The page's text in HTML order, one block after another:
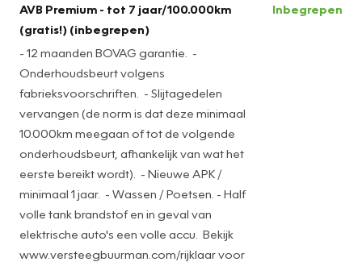
AVB Premium - tot 7 jaar/100.000km
(gratis!) (inbegrepen)
- 12 maanden BOVAG garantie. -
Onderhoudsbeurt volgens
fabrieksvoorschriften. - Slijtagedelen
vervangen (de norm is dat deze minimaal
10.000km meegaan of tot de volgende
onderhoudsbeurt, afhankelijk van wat het
eerste bereikt wordt). - Nieuwe APK /
minimaal 1 jaar. - Wassen / Poetsen. - Half
volle tank brandstof en in geval van
elektrische auto's een volle accu. Bekijk
www.versteegbuurman.com/rijklaar voor
Inbegrepen